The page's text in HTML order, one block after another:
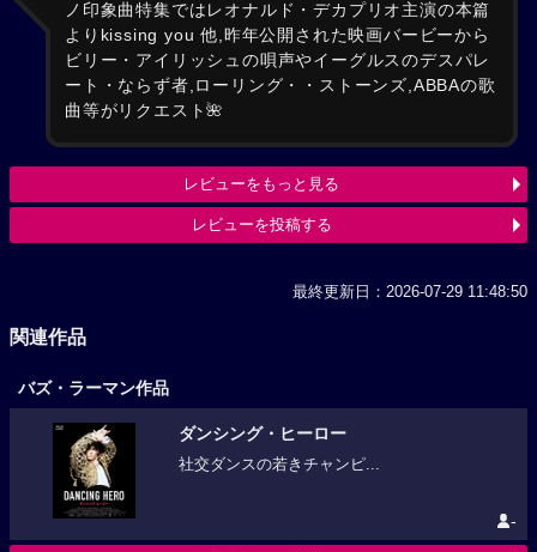
ノ印象曲特集ではレオナルド・デカプリオ主演の本篇
よりkissing you 他,昨年公開された映画バービーから
ビリー・アイリッシュの唄声やイーグルスのデスパレ
ート・ならず者,ローリング・・ストーンズ,ABBAの歌
曲等がリクエスト🌺
レビューをもっと見る
レビューを投稿する
最終更新日：2026-07-29 11:48:50
関連作品
バズ・ラーマン作品
ダンシング・ヒーロー
社交ダンスの若きチャンピ...
-